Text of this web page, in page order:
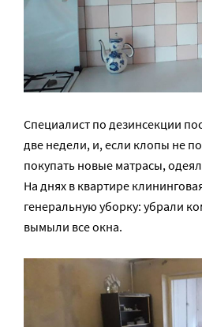
Специалист по дезинсекции
две недели, и, если клопы не
покупать новые матрасы,
На днях в квартире
генеральную уборку: убрали
вымыли все окна.